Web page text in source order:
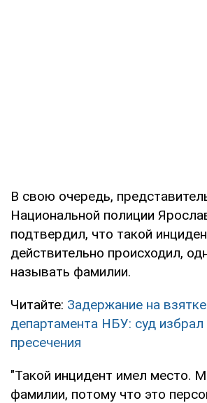
В свою очередь,
Национальной полиции
подтвердил, что такой
действительно происходил,
называть фамилии.
Читайте: Задержание на
департамента НБУ: суд
пресечения
"Такой инцидент имел место.
фамилии, потому что это